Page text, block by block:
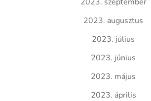
2023. augusztus
2023. július
2023. június
2023. május
2023. április